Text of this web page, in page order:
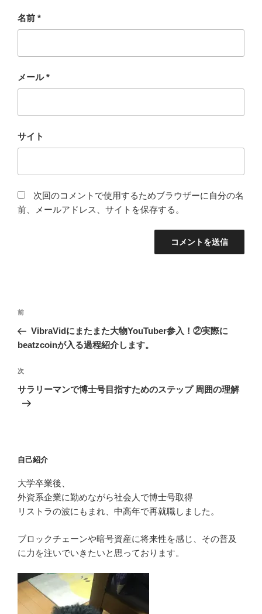
名前 *
メール*
サイト
次回のコメントで使用するためブラウザーに自分の名
前、メールアドレス、サイトを保存する。
投
ナ
ゲ
ー
シ
過
去
の
稿
前
VibraVidにまたまた大物YouTuber参入！②実際に
beatzcoinが入る過程紹介します。
次
の
次
サラリーマンで博士号目指すためのステップ 周囲の理解
自己紹介
大学卒業後、
外資系企業に勤めながら社会人で博士号取得
リストラの波にもまれ、中高年で再就職しました。
ブロックチェーンや暗号資産に将来性を感じ、その普及
に力を注いでいきたいと思っております。